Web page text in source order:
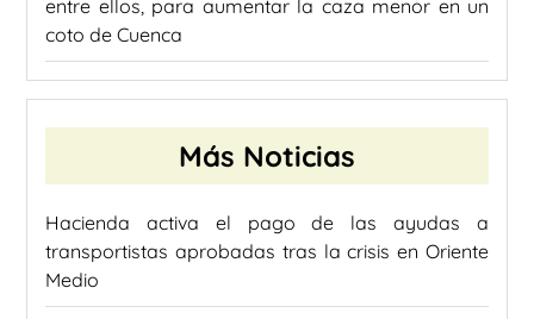
entre ellos, para aumentar la caza menor en un
coto de Cuenca
Más Noticias
Hacienda activa el pago de las ayudas a
transportistas aprobadas tras la crisis en Oriente
Medio